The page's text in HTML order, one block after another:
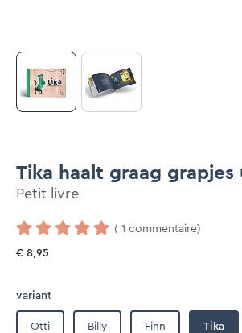
Tika haalt graag grapjes
Petit livre
( 1 commentaire)
€ 8,95
variant
Otti Billy Finn Tika